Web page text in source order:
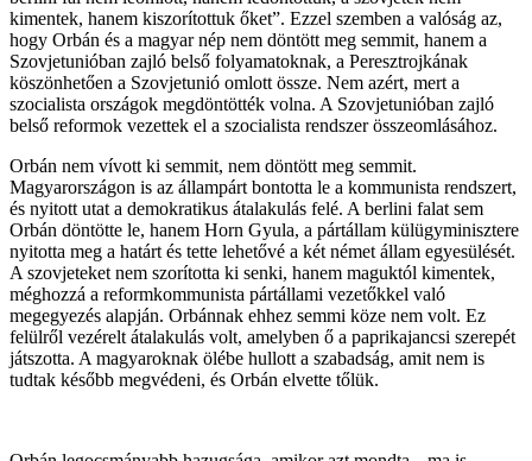
kimentek, hanem kiszorítottuk őket”. Ezzel szemben a valóság az,
hogy Orbán és a magyar nép nem döntött meg semmit, hanem a
Szovjetunióban zajló belső folyamatoknak, a Peresztrojkának
köszönhetően a Szovjetunió omlott össze. Nem azért, mert a
szocialista országok megdöntötték volna. A Szovjetunióban zajló
belső reformok vezettek el a szocialista rendszer összeomlásához.
Orbán nem vívott ki semmit, nem döntött meg semmit.
Magyarországon is az állampárt bontotta le a kommunista rendszert,
és nyitott utat a demokratikus átalakulás felé. A berlini falat sem
Orbán döntötte le, hanem Horn Gyula, a pártállam külügyminisztere
nyitotta meg a határt és tette lehetővé a két német állam egyesülését.
A szovjeteket nem szorította ki senki, hanem maguktól kimentek,
méghozzá a reformkommunista pártállami vezetőkkel való
megegyezés alapján. Orbánnak ehhez semmi köze nem volt. Ez
felülről vezérelt átalakulás volt, amelyben ő a paprikajancsi szerepét
játszotta. A magyaroknak ölébe hullott a szabadság, amit nem is
tudtak később megvédeni, és Orbán elvette tőlük.